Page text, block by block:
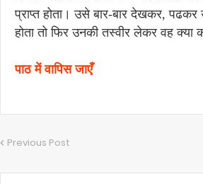
प्राप्त होता। उसे बार-बार देखकर,
होता तो फिर उनकी तस्वीर लेकर वह क्या
पाठ में वापिस जाएँ
Previous Post